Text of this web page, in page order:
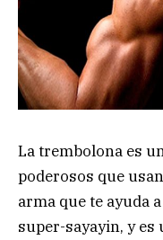
La trembolona es
poderosos que
arma que te ayuda
super-sayayin, y es